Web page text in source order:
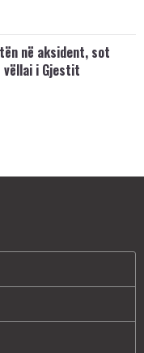
në aksident, sot
i Gjestit